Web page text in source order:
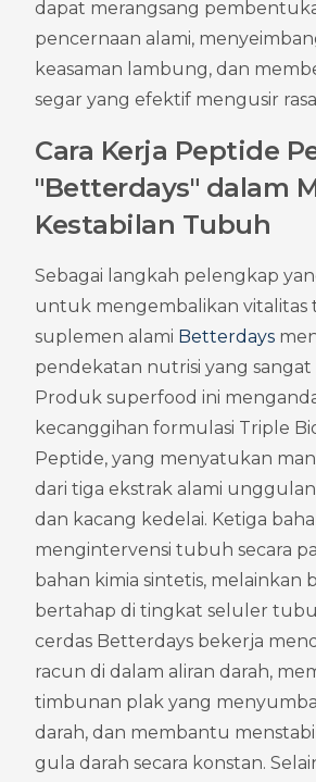
dapat merangsang
pencernaan alami,
keasaman lambung, dan
segar yang efektif mengusir
Cara Kerja Peptide
"Betterdays" dalam
Kestabilan Tubuh
Sebagai langkah pelengkap
untuk mengembalikan vitalitas
suplemen alami Betterdays
pendekatan nutrisi yang sangat
Produk superfood ini
kecanggihan formulasi Triple
Peptide, yang menyatukan
dari tiga ekstrak alami
dan kacang kedelai. Ketiga
mengintervensi tubuh secara
bahan kimia sintetis, melainkan
bertahap di tingkat seluler
cerdas Betterdays bekerja
racun di dalam aliran darah,
timbunan plak yang
darah, dan membantu
gula darah secara konstan.